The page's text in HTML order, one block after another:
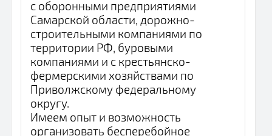
с оборонными предприятиями
Самарской области, дорожно-
строительными компаниями по
территории РФ, буровыми
компаниями и с крестьянско-
фермерскими хозяйствами по
Приволжскому федеральному
округу.
Имеем опыт и возможность
организовать бесперебойное